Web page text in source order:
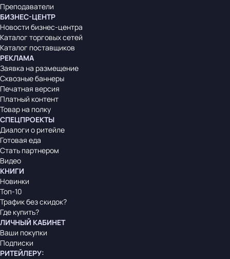
Преподаватели
БИЗНЕС-ЦЕНТР
Новости бизнес-центра
Каталог торговых сетей
Каталог поставщиков
РЕКЛАМА
Заявка на размещение
Сквозные баннеры
Печатная версия
Платный контент
Товар на полку
СПЕЦПРОЕКТЫ
Диалоги о ритейле
Готовая еда
Стать партнером
Видео
КНИГИ
Новинки
Топ-10
Трафик без скидок?
Где купить?
ЛИЧНЫЙ КАБИНЕТ
Ваши покупки
Подписки
РИТЕЙЛЕРУ: